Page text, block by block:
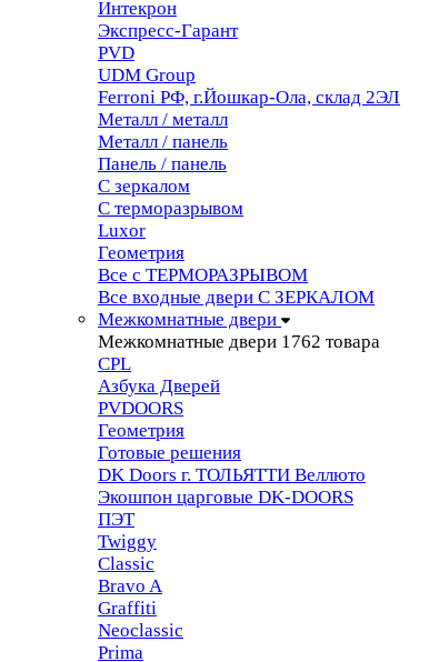
Интекрон
Экспресс-Гарант
PVD
UDM Group
Ferroni РФ, г.Йошкар-Ола, склад 2ЭЛ
Металл / металл
Металл / панель
Панель / панель
С зеркалом
С терморазрывом
Luxor
Геометрия
Все с ТЕРМОРАЗРЫВОМ
Все входные двери С ЗЕРКАЛОМ
Межкомнатные двери
Межкомнатные двери 1762 товара
CPL
Азбука Дверей
PVDOORS
Геометрия
Готовые решения
DK Doors г. ТОЛЬЯТТИ Веллюто
Экошпон царговые DK-DOORS
ПЭТ
Twiggy
Classic
Bravo A
Graffiti
Neoclassic
Prima